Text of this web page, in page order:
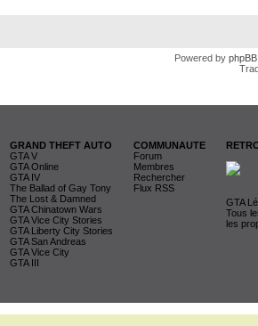
Powered by phpBB
GRAND THEFT AUTO
GTA V
GTA Online
GTA IV
The Ballad of Gay Tony
The Lost & Damned
GTA Chinatown Wars
GTA Vice City Stories
GTA Liberty City Stories
GTA San Andreas
GTA Vice City
GTA III
COMMUNAUTE
Forum
Membres
Rechercher
Flux RSS
GTA
Tous
les